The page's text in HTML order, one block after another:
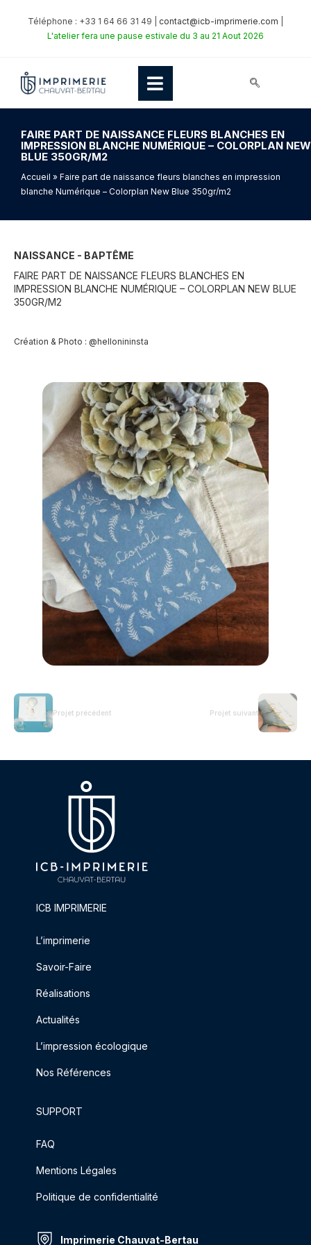
Téléphone : +33 1 64 66 31 49 | contact@icb-imprimerie.com
L'atelier fera une pause estivale du 3 au 21 Aout 2026
FAIRE PART DE NAISSANCE FLEURS BLANCHES EN
IMPRESSION BLANCHE NUMÉRIQUE – COLORPLAN NEW
BLUE 350GR/M2
Accueil » Faire part de naissance fleurs blanches en impression
blanche Numérique – Colorplan New Blue 350gr/m2
NAISSANCE - BAPTÊME
FAIRE PART DE NAISSANCE FLEURS BLANCHES EN
IMPRESSION BLANCHE NUMÉRIQUE – COLORPLAN NEW BLUE
350GR/M2
Création & Photo : @hellonininsta
Projet précédent Projet suivant
ICB IMPRIMERIE
L’imprimerie
Savoir-Faire
Réalisations
Actualités
L’impression écologique
Nos Références
SUPPORT
FAQ
Mentions Légales
Politique de confidentialité
Imprimerie Chauvat-Bertau